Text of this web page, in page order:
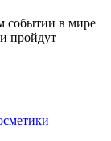
событии в мире
пройдут